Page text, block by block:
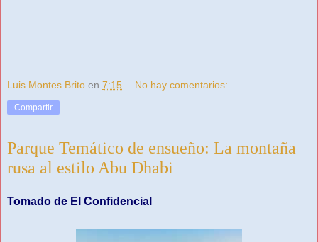
Luis Montes Brito en 7:15 No hay comentarios:
Compartir
Parque Temático de ensueño: La montaña
rusa al estilo Abu Dhabi
Tomado de El Confidencial